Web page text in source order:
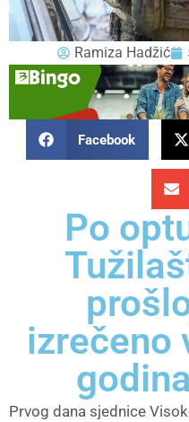
Ramiza Hadžić
Facebook
Po
izrečeno
Prvog dana sjednice